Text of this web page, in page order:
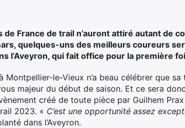
France de trail n’auront attiré autant de
quelques-uns des meilleurs coureurs
l’Aveyron, qui fait office pour la première
Montpellier-le-Vieux n’a beau célébrer que
majeur du début de saison. Et ce sera
créé de toute pièce par Guilhem
2023. « C’est une opportunité assez
dans l’Aveyron.